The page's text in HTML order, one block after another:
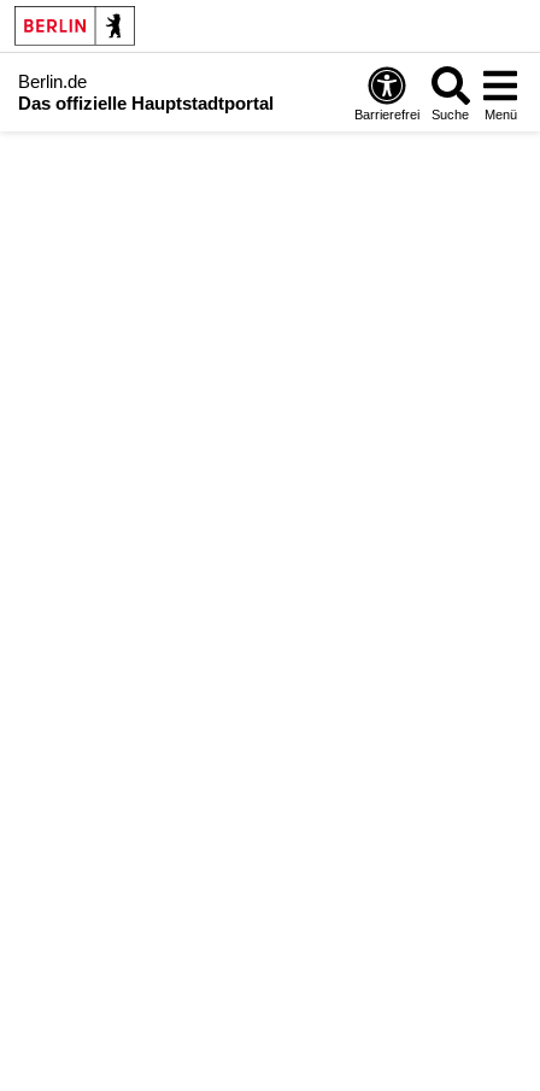
Berlin.de
Das offizielle Hauptstadtportal
Barrierefrei Suche Menü